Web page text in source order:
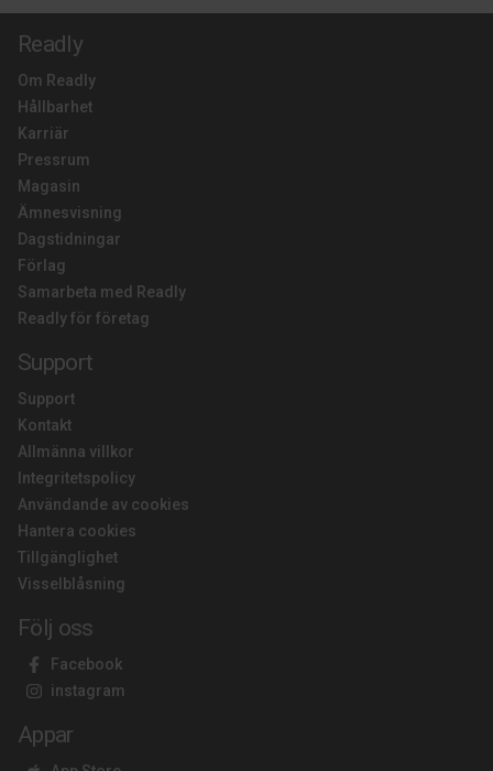
Readly
Om Readly
Hållbarhet
Karriär
Pressrum
Magasin
Ämnesvisning
Dagstidningar
Förlag
Samarbeta med Readly
Readly för företag
Support
Support
Kontakt
Allmänna villkor
Integritetspolicy
Användande av cookies
Hantera cookies
Tillgänglighet
Visselblåsning
Följ oss
Facebook
instagram
Appar